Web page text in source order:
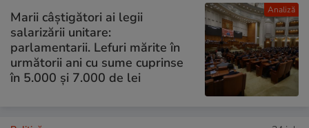
Analiză
Marii câștigători ai legii
salarizării unitare:
parlamentarii. Lefuri mărite în
următorii ani cu sume cuprinse
în 5.000 și 7.000 de lei